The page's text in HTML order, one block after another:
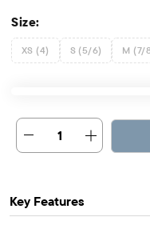
Size:
XS (4) S (5/6) M (7/
1
Key Features